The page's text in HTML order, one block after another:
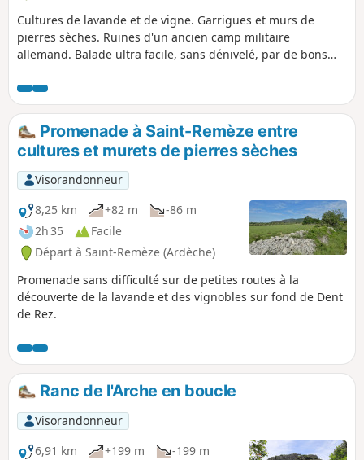
Cultures de lavande et de vigne. Garrigues et murs de
pierres sèches. Ruines d'un ancien camp militaire
allemand. Balade ultra facile, sans dénivelé, par de bons
Promenade à Saint-Remèze entre
cultures et murets de pierres sèches
Visorandonneur
8,25 km
+82 m
-86 m
2h 35
Facile
Départ à Saint-Remèze (Ardèche)
Promenade sans difficulté sur de petites routes à la
découverte de la lavande et des vignobles sur fond de Dent
de Rez.
Ranc de l'Arche en boucle
Visorandonneur
6,91 km
+199 m
-199 m